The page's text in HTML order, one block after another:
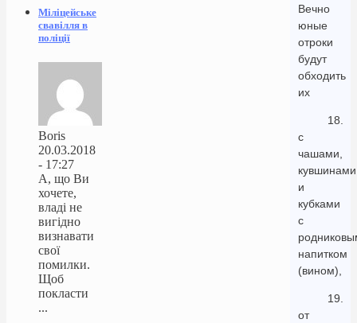
Вечно
юные
отроки
будут
обходить
их
18.
с
чашами,
кувшинами
и
кубками
с
напитком
(вином),
19.
от
Міліцейське
свавілля в
поліції
Boris
20.03.2018
- 17:27
А, що Ви
хочете,
владі не
вигідно
визнавати
свої
помилки.
Щоб
покласти
...